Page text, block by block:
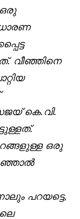
വീഞ്ഞിനെ
കെ.വി.
ഒരു
പറയട്ടെ,